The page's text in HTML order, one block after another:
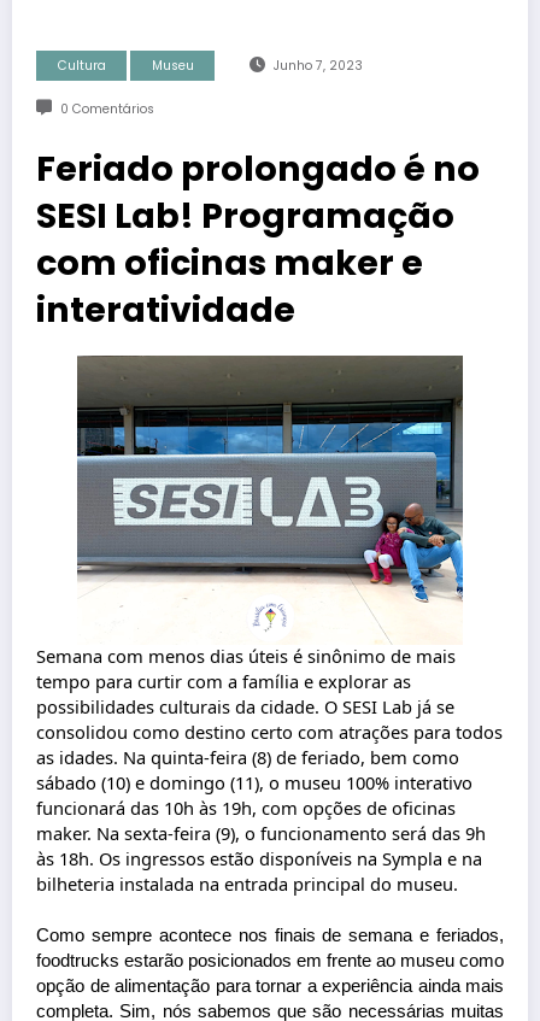
Cultura Museu Junho 7, 2023
0 Comentários
Feriado prolongado é no
SESI Lab! Programação
com oficinas maker e
interatividade
Semana com menos dias úteis é sinônimo de mais
tempo para curtir com a família e explorar as
possibilidades culturais da cidade. O SESI Lab já se
consolidou como destino certo com atrações para todos
as idades. Na quinta-feira (8) de feriado, bem como
sábado (10) e domingo (11), o museu 100% interativo
funcionará das 10h às 19h, com opções de oficinas
maker. Na sexta-feira (9), o funcionamento será das 9h
às 18h. Os ingressos estão disponíveis na Sympla e na
bilheteria instalada na entrada principal do museu.
Como sempre acontece nos finais de semana e feriados,
foodtrucks estarão posicionados em frente ao museu como
opção de alimentação para tornar a experiência ainda mais
completa. Sim, nós sabemos que são necessárias muitas